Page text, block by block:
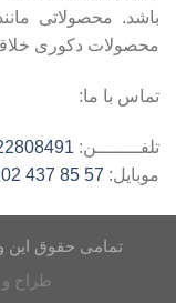
باشد. محصولاتی
محصولات دکوری
تماس با ما:
تلفــــــــن: 021
موبایل: 57 85 437 0902
تمامی حقوق این
طراح و